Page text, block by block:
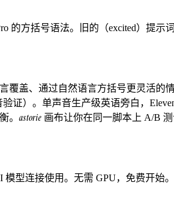
的方括号语法。旧的（excited）提示
盖、通过自然语言方括号更灵活的
证）。单声音生产级英语旁白，
。 astorie 画布让你在同一脚本上 A/B
模型连接使用。无需 GPU，免费开始。